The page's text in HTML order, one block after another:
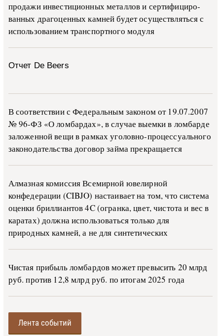
про­да­жи ин­ве­сти­ци­он­ных ме­тал­лов и сер­ти­фи­ци­ро­
ван­ных дра­го­цен­ных ка­м­ней бу­дет осу­ще­ств­лять­ся с
ис­поль­зо­ва­ни­ем тран­с­пор­т­но­го мо­ду­ля
Отчет De Beers
В со­о­т­вет­ствии с Фе­де­раль­ным за­ко­ном от 19.07.2007
№ 96-ФЗ «О ло­м­бар­дах», в слу­чае вы­е­м­ки в ло­м­бар­де
за­ло­жен­ной ве­щи в ра­м­ках уго­ло­в­но-­про­цес­су­аль­но­го
за­ко­но­да­тель­ства до­го­вор зай­ма пре­кра­ща­ет­ся
Алмазная комиссия Всемирной ювелирной
конфедерации (CIBJO) настаивает на том, что система
оценки бриллиантов 4C (огранка, цвет, чистота и вес в
каратах) должна использоваться только для
природных камней, а не для синтетических
Чистая прибыль ломбардов может превысить 20 млрд
руб. против 12,8 млрд руб. по итогам 2025 года
Лента событий